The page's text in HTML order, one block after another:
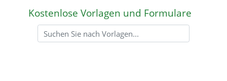
Kostenlose Vorlagen und Formulare